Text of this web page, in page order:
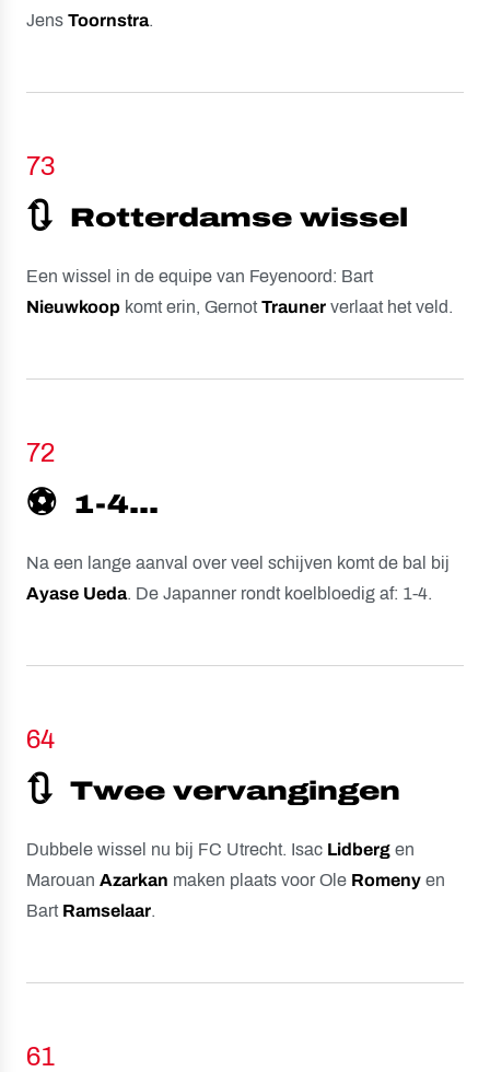
Jens Toornstra.
🔃 Rotterdamse wissel
73
Een wissel in de equipe van Feyenoord: Bart
Nieuwkoop komt erin, GernotTrauner verlaat het veld.
⚽️ 1-4...
72
Na een lange aanval over veel schijven komt de bal bij
Ayase Ueda. De Japanner rondt koelbloedig af: 1-4.
🔃 Twee vervangingen
64
Dubbele wissel nu bij FC Utrecht. Isac Lidberg en
Marouan Azarkan maken plaats voor Ole Romeny en
Bart Ramselaar.
61